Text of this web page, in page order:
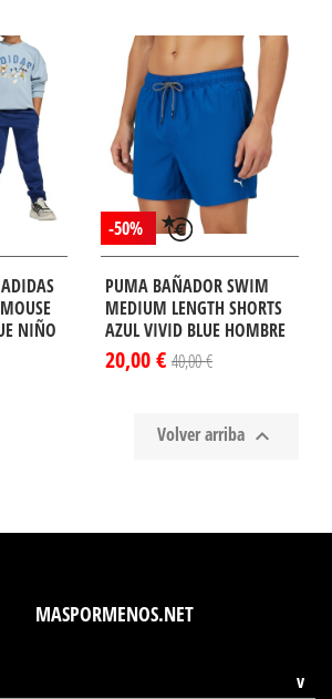
NIÑO
-50%
PUMA BAÑADOR SWIM
MEDIUM LENGTH SHORTS
AZUL VIVID BLUE HOMBRE
20,00 € 40,00 €
Volver arriba 
MASPORMENOS.NET